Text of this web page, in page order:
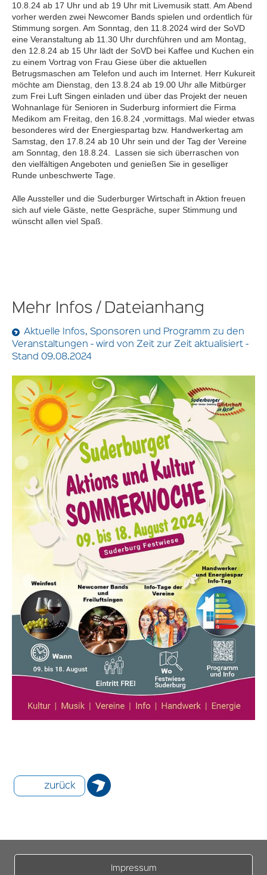
10.8.24 ab 17 Uhr und ab 19 Uhr mit Livemusik statt. Am Abend
vorher werden zwei Newcomer Bands spielen und ordentlich für
Stimmung sorgen. Am Sonntag, den 11.8.2024 wird der SoVD
eine Veranstaltung ab 11.30 Uhr durchführen und am Montag,
den 12.8.24 ab 15 Uhr lädt der SoVD bei Kaffee und Kuchen ein
zu einem Vortrag von Frau Giese über die aktuellen
Betrugsmaschen am Telefon und auch im Internet. Herr Kukureit
möchte am Dienstag, den 13.8.24 ab 19.00 Uhr alle Mitbürger
zum Frei Luft Singen einladen und über das Projekt der neuen
Wohnanlage für Senioren in Suderburg informiert die Firma
Medikom am Freitag, den 16.8.24 ,vormittags. Mal wieder etwas
besonderes wird der Energiespartag bzw. Handwerkertag am
Samstag, den 17.8.24 ab 10 Uhr sein und der Tag der Vereine
am Sonntag, den 18.8.24. Lassen sie sich überraschen von
den vielfältigen Angeboten und genießen Sie in geselliger
Runde unbeschwerte Tage.
Alle Aussteller und die Suderburger Wirtschaft in Aktion freuen
sich auf viele Gäste, nette Gespräche, super Stimmung und
wünscht allen viel Spaß.
Mehr Infos / Dateianhang
Aktuelle Infos, Sponsoren und Programm zu den
Veranstaltungen - wird von Zeit zur Zeit aktualisiert -
Stand 09.08.2024
zurück
Impressum